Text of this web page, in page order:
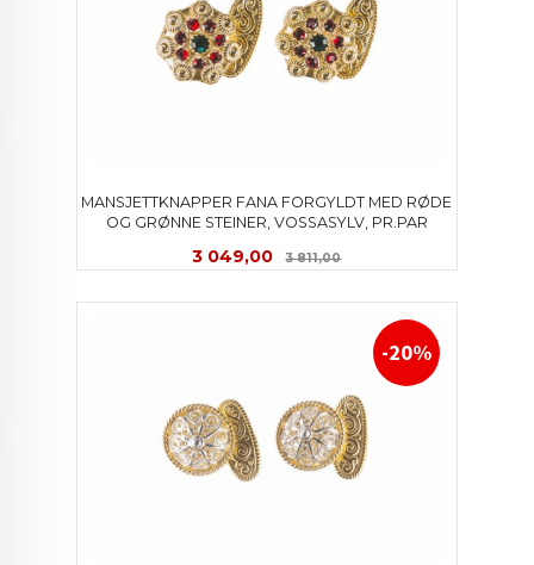
MANSJETTKNAPPER FANA FORGYLDT MED RØDE
OG GRØNNE STEINER, VOSSASYLV, PR.PAR
Tilbud
3 049,00 3 811,00Rabatt
-20%